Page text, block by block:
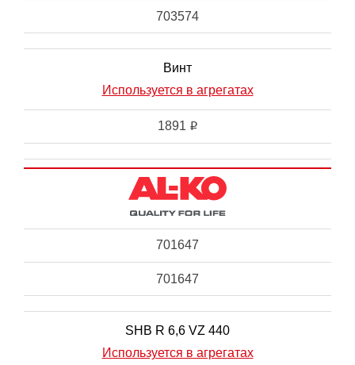
703574
Винт
Используется в агрегатах
1891 i
701647
701647
SHB R 6,6 VZ 440
Используется в агрегатах